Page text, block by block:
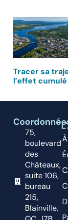
Tracer sa
l’effet cumulé
75,
boulevard
des
Châteaux,
suite 106,
bureau
215,
Blainville,